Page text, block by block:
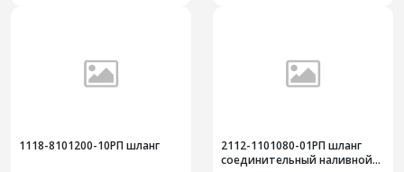
1118-8101200-10РП шланг
2112-1101080-01РП шланг
соединительный наливной